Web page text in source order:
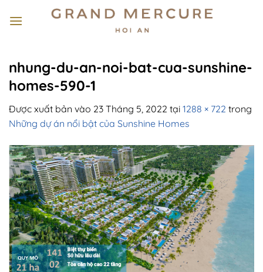
qua
nhung-du-an-noi-bat-cua-sunshine-
homes-590-1
Được xuất bản vào 23 Tháng 5, 2022 tại 1288 × 722 trong
Những dự án nổi bật của Sunshine Homes